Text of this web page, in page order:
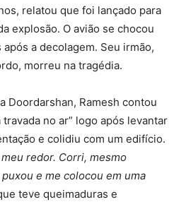
relatou que foi lançado para
explosão. O avião se chocou
a decolagem. Seu irmão,
morreu na tragédia.
Doordarshan, Ramesh contou
no ar” logo após levantar
e colidiu com um edifício.
redor. Corri, mesmo
e me colocou em uma
teve queimaduras e